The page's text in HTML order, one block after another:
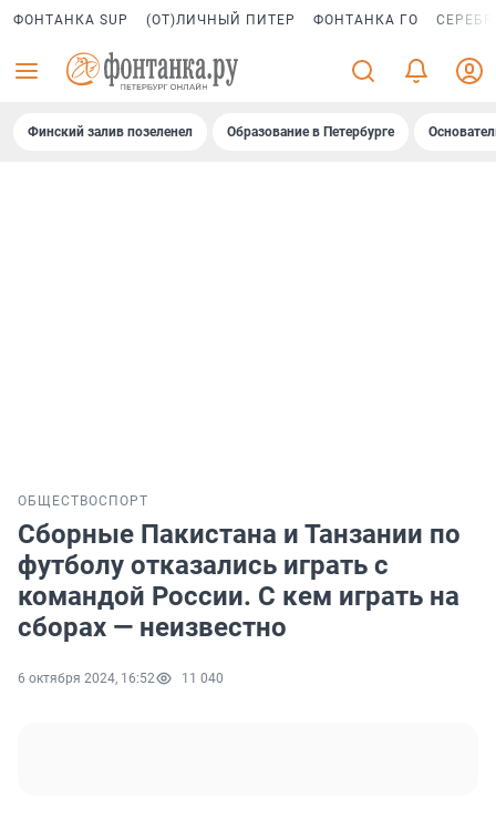
ФОНТАНКА SUP (ОТ)ЛИЧНЫЙ ПИТЕР ФОНТАНКА ГО
Финский залив позеленел Образование в Петербурге
ОБЩЕСТВОСПОРТ
Сборные Пакистана и Танзании по
футболу отказались играть с
командой России. С кем играть на
сборах — неизвестно
6 октября 2024, 16:52 11 040